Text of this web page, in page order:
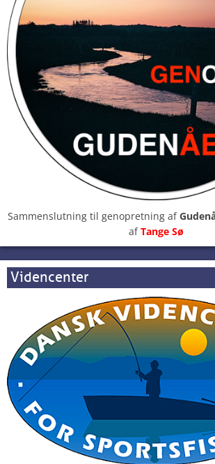
Sammenslutning til genopretning af
afTange Sø
Videncenter